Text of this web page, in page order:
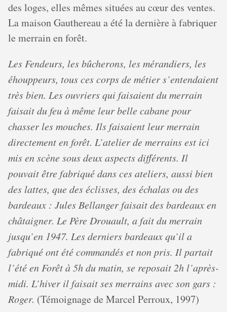
des loges, elles mêmes situées au cœur des ventes.
La maison Gauthereau a été la dernière à fabriquer
le merrain en forêt.
Les Fendeurs, les bûcherons, les mérandiers, les
éhouppeurs, tous ces corps de métier s’entendaient
très bien. Les ouvriers qui faisaient du merrain
faisait du feu à même leur belle cabane pour
chasser les mouches. Ils faisaient leur merrain
directement en forêt. L’atelier de merrains est ici
mis en scène sous deux aspects différents. Il
pouvait être fabriqué dans ces ateliers, aussi bien
des lattes, que des éclisses, des échalas ou des
bardeaux : Jules Bellanger faisait des bardeaux en
châtaigner. Le Père Drouault, a fait du merrain
jusqu’en 1947. Les derniers bardeaux qu’il a
fabriqué ont été commandés et non pris. Il partait
l’été en Forêt à 5h du matin, se reposait 2h l’après-
midi. L’hiver il faisait ses merrains avec son gars :
Roger. (Témoignage de Marcel Perroux, 1997)